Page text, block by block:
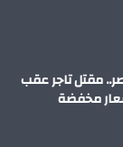
مقتل تاجر عقب
مخفضة